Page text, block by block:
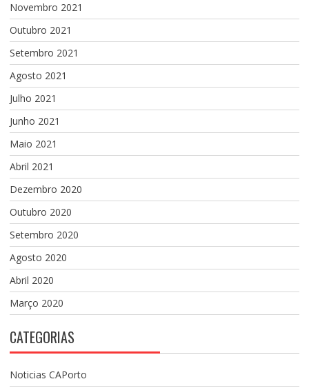
Novembro 2021
Outubro 2021
Setembro 2021
Agosto 2021
Julho 2021
Junho 2021
Maio 2021
Abril 2021
Dezembro 2020
Outubro 2020
Setembro 2020
Agosto 2020
Abril 2020
Março 2020
CATEGORIAS
Noticias CAPorto